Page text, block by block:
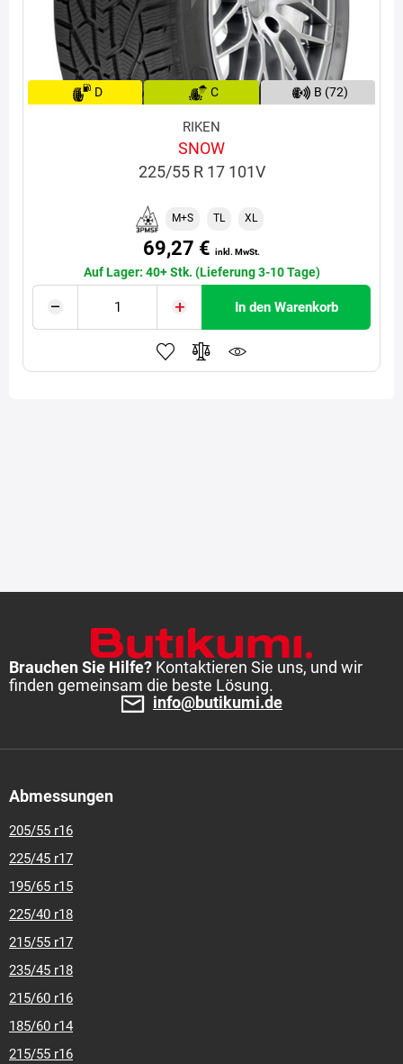
D C B (72)
RIKEN
SNOW
225/55 R 17 101V
M+S TL XL
69,27 € inkl. MwSt.
Auf Lager: 40+ Stk. (Lieferung 3-10 Tage)
In den Warenkorb
Brauchen Sie Hilfe? Kontaktieren Sie uns, und wir
finden gemeinsam die beste Lösung.
info@butikumi.de
Abmessungen
205/55 r16
225/45 r17
195/65 r15
225/40 r18
215/55 r17
235/45 r18
215/60 r16
185/60 r14
215/55 r16